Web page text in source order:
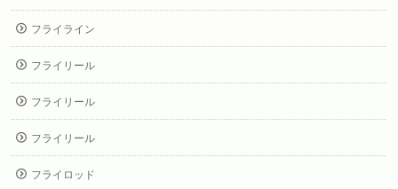
フライライン
フライリール
フライリール
フライリール
フライロッド